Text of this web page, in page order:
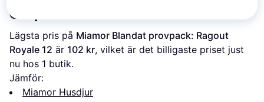
Om produkten
Lägsta pris på Miamor Blandat provpack: Ragout
Royale 12 är 102 kr, vilket är det billigaste priset just
nu hos 1 butik.
Jämför:
Miamor Husdjur